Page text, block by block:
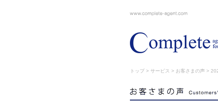
トップ> サービス > お客さまの声>